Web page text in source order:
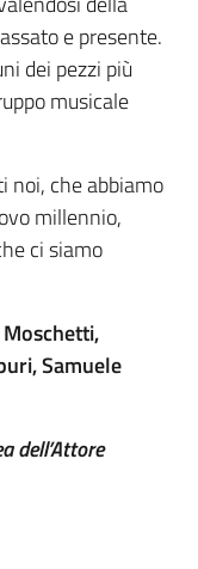
e presente.
dei pezzi più
musicale
che abbiamo
millennio,
ci siamo
Samuele
dell’Attore